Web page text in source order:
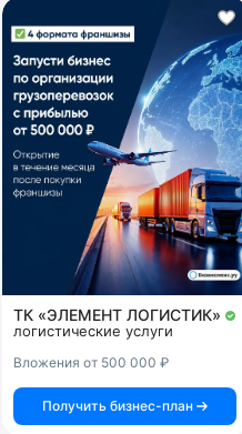
ТК «ЭЛЕМЕНТ ЛОГИСТИК»
логистические услуги
Вложения от 500 000 ₽
Получить бизнес-план